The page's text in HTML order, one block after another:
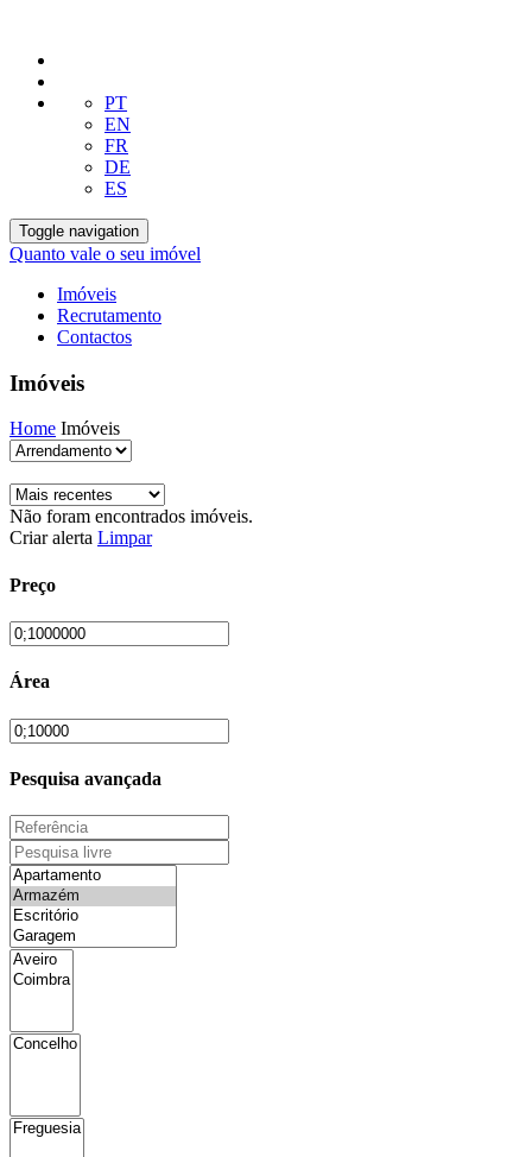
PT
EN
FR
DE
ES
Toggle navigation
Quanto vale o seu imóvel
Imóveis
Recrutamento
Contactos
Imóveis
Home Imóveis
Não foram encontrados imóveis.
Criar alerta Limpar
Preço
Área
Pesquisa avançada